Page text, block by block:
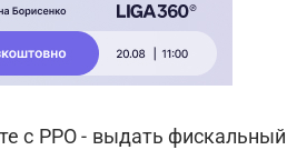
с РРО - выдать фискальный